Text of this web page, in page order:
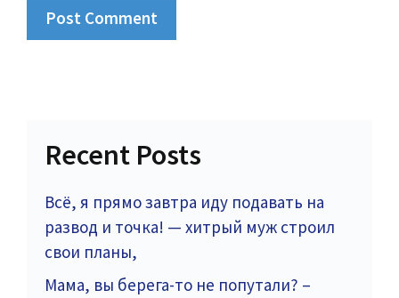
Recent Posts
Всё, я прямо завтра иду подавать на
развод и точка! — хитрый муж строил
свои планы,
Мама, вы берега-то не попутали? –